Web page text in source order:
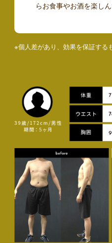
らお食事やお酒を楽しん
※個人差があり、効果を保証する